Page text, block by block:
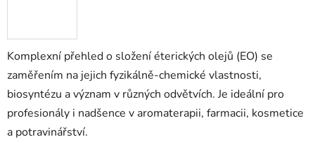
Komplexní přehled o složení éterických olejů (EO) se
zaměřením na jejich fyzikálně-chemické vlastnosti,
biosyntézu a význam v různých odvětvích. Je ideální pro
profesionály i nadšence v aromaterapii, farmacii, kosmetice
a potravinářství.